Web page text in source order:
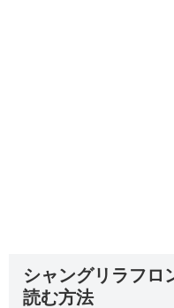
シャングリラフロ
読む方法